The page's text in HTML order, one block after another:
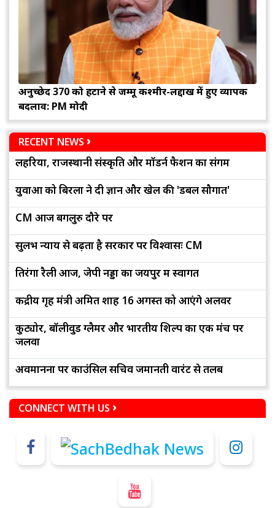
अनुच्छेद 370 को हटाने से जम्मू कश्मीर-लद्दाख में हुए व्यापक
बदलाव: PM मोदी
RECENT NEWS
लहरिया, राजस्थानी संस्कृति और मॉडर्न फैशन का संगम
युवाओं को बिरला ने दी ज्ञान और खेल की 'डबल सौगात'
CM आज बेंगलुरु दौरे पर
सुलभ न्याय से बढ़ता है सरकार पर विश्वासः CM
तिरंगा रैली आज, जेपी नड्डा का जयपुर में स्वागत
केंद्रीय गृह मंत्री अमित शाह 16 अगस्त को आएंगे अलवर
कुट्योर, बॉलीवुड ग्लैमर और भारतीय शिल्प का एक मंच पर
जलवा
अवमानना पर काउंसिल सचिव जमानती वारंट से तलब
CONNECT WITH US